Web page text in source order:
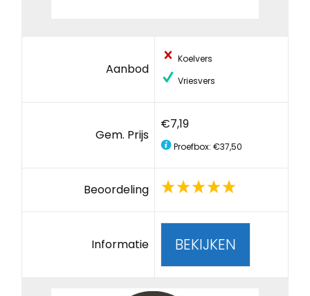
Aanbod
Koelvers
Vriesvers
Gem. Prijs
€7,19
Proefbox: €37,50
Beoordeling
Informatie BEKIJKEN